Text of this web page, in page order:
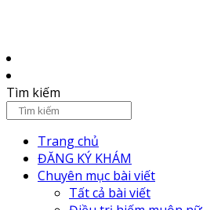
Tìm kiếm
Trang chủ
ĐĂNG KÝ KHÁM
Chuyên mục bài viết
Tất cả bài viết